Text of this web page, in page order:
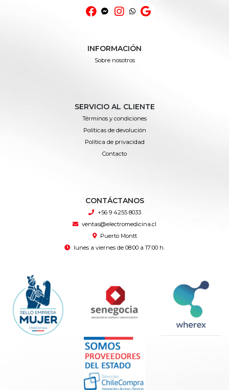
INFORMACIÓN
Sobre nosotros
SERVICIO AL CLIENTE
Términos y condiciones
Políticas de devolución
Política de privacidad
Contacto
CONTÁCTANOS
+56 9 4255 8033
ventas@electromedicina.cl
Puerto Montt
lunes a viernes de 08:00 a 17:00 h.